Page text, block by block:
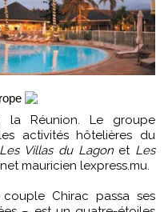
activités hôtelières du
Les Villas du Lagonet Les
mauricien lexpress.mu.
Chirac passa ses